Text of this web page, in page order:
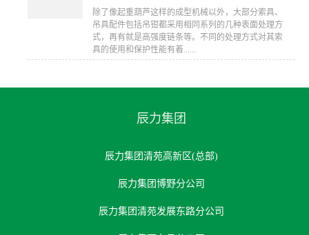
除了像起重葫芦这样的成型机械以外，大部分索具、
吊具配件包括吊钳都采用相同系列的几种表面处理方
式，再有就是高强度链条等。不同的处理方式对其索
具的使用和保护性能有着......
辰力集团
辰力集团清苑高新区(总部)
辰力集团博野分公司
辰力集团清苑发展东路分公司